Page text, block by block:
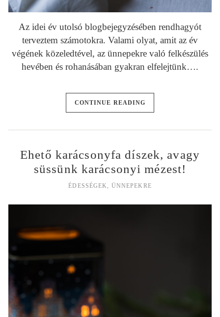
Az idei év utolsó blogbejegyzésében rendhagyót
terveztem számotokra. Valami olyat, amit az év
végének közeledtével, az ünnepekre való felkészülés
hevében és rohanásában gyakran elfelejtünk….
CONTINUE READING
Ehető karácsonyfa díszek, avagy
süssünk karácsonyi mézest!
ÉDESSÉGEK ÜNNEPEKRE